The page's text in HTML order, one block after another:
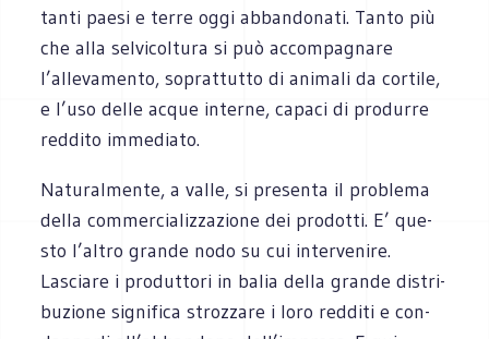
tanti paesi e terre oggi abban­do­nati. Tanto più
che alla sel­vi­col­tura si può accom­pa­gnare
l’allevamento, soprat­tutto di ani­mali da cor­tile,
e l’uso delle acque interne, capaci di pro­durre
red­dito immediato.
Natu­ral­mente, a valle, si pre­senta il pro­blema
della com­mer­cia­liz­za­zione dei pro­dotti. E’ que­
sto l’altro grande nodo su cui inter­ve­nire.
Lasciare i pro­dut­tori in balia della grande distri­
bu­zione signi­fica stroz­zare i loro red­diti e con­